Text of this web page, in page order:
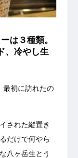
は３種類。
、冷やし生
最初に訪れたの
された縦置き
だけで何やら
八ヶ岳生とう